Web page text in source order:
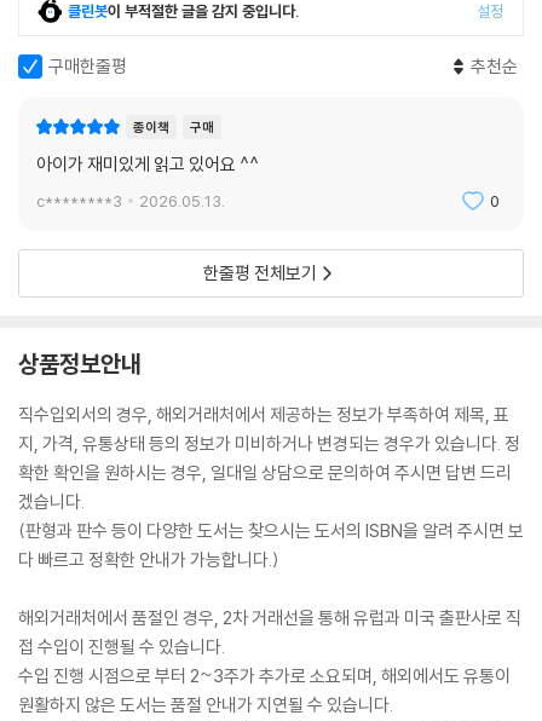
클린봇이 부적절한 글을 감지 중입니다. 설정
구매한줄평 추천순
종이책 구매
아이가 재미있게 읽고 있어요 ^^
c********3 2026.05.13. 0
한줄평 전체보기
상품정보안내
직수입외서의 경우, 해외거래처에서 제공하는 정보가 부족하여 제목, 표
지, 가격, 유통상태 등의 정보가 미비하거나 변경되는 경우가 있습니다. 정
확한 확인을 원하시는 경우, 일대일 상담으로 문의하여 주시면 답변 드리
겠습니다.
(판형과 판수 등이 다양한 도서는 찾으시는 도서의 ISBN을 알려 주시면 보
다 빠르고 정확한 안내가 가능합니다.)
해외거래처에서 품절인 경우, 2차 거래선을 통해 유럽과 미국 출판사로 직
접 수입이 진행될 수 있습니다.
수입 진행 시점으로 부터 2~3주가 추가로 소요되며, 해외에서도 유통이
원활하지 않은 도서는 품절 안내가 지연될 수 있습니다.